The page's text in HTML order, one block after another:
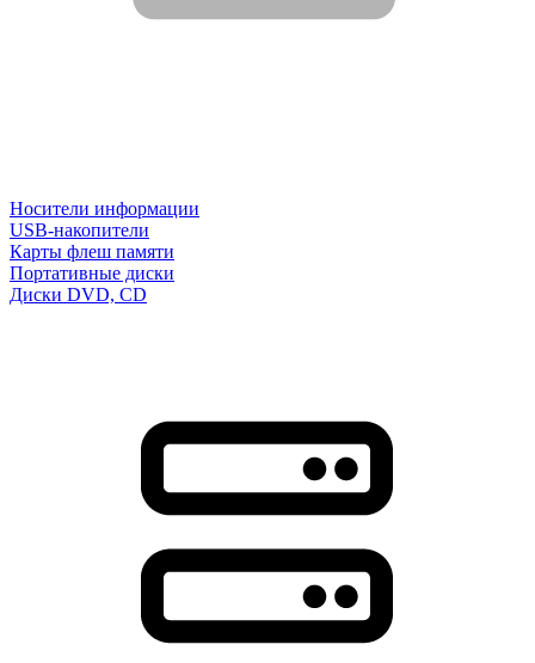
Носители информации
USB-накопители
Карты флеш памяти
Портативные диски
Диски DVD, CD